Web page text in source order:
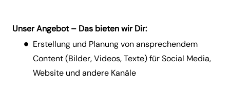
Unser Angebot – Das bieten wir Dir:
Erstellung und Planung von ansprechendem
Content (Bilder, Videos, Texte) für Social Media,
Website und andere Kanäle